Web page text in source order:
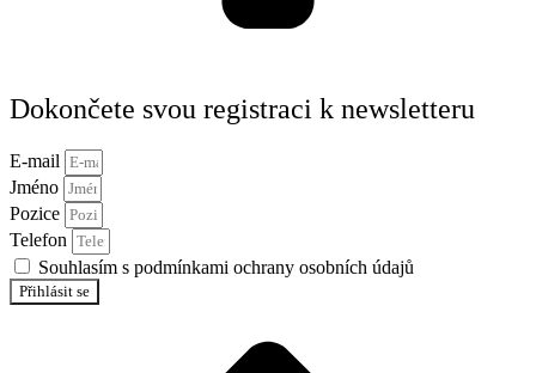
Dokončete svou registraci k newsletteru
E-mail
Jméno
Pozice
Telefon
Souhlasím s podmínkami ochrany osobních údajů
Přihlásit se